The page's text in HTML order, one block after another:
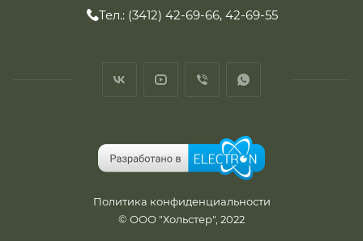
Тел.: (3412) 42-69-66, 42-69-55
Политика конфиденциальности
© ООО "Хольстер", 2022